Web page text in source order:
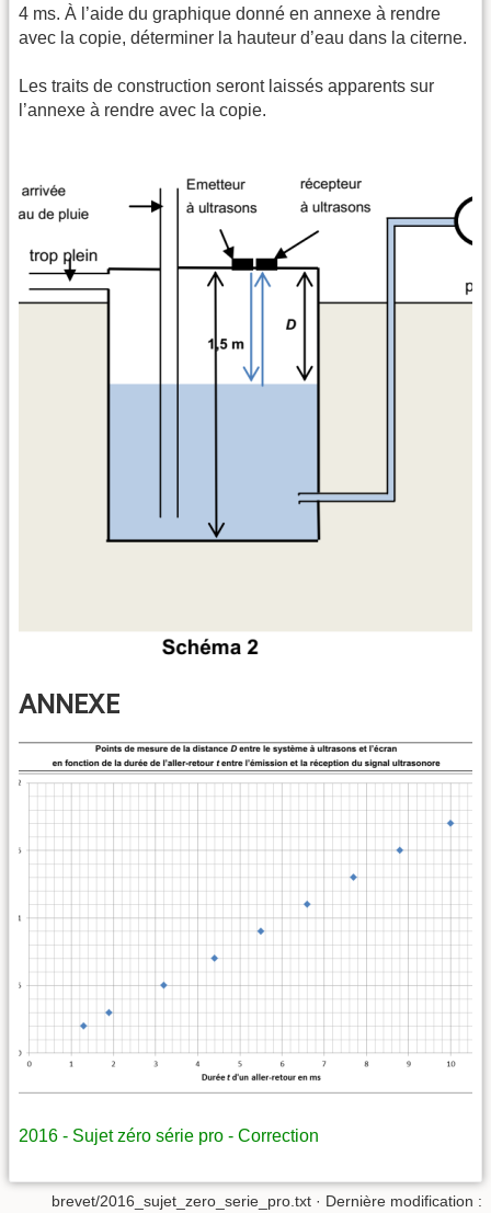
4 ms. À l’aide du graphique donné en annexe à rendre
avec la copie, déterminer la hauteur d’eau dans la citerne.
Les traits de construction seront laissés apparents sur
l’annexe à rendre avec la copie.
ANNEXE
2016 - Sujet zéro série pro - Correction
brevet/2016_sujet_zero_serie_pro.txt · Dernière modification :